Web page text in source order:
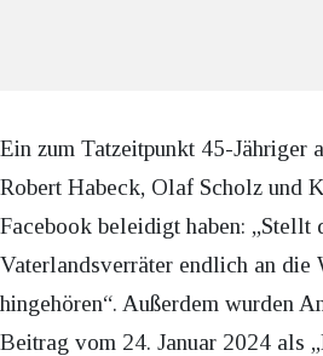
Ein zum Tatzeitpunkt 45-Jähriger
Robert Habeck, Olaf Scholz und
Facebook beleidigt haben: „Stellt
Vaterlandsverräter endlich an die
hingehören“. Außerdem wurden
Beitrag vom 24. Januar 2024 als